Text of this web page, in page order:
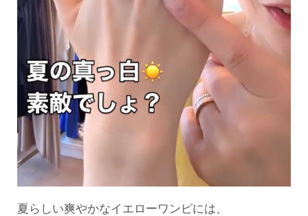
夏らしい爽やかなイエローワンピには、